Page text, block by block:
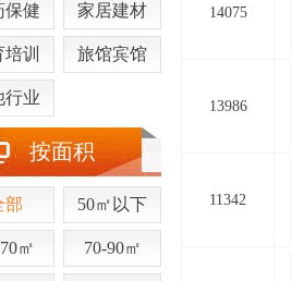
保健 家居建材
训 旅馆宾馆
行业
按面积
部 50㎡以下
㎡ 70-90㎡
14075
13986
11342